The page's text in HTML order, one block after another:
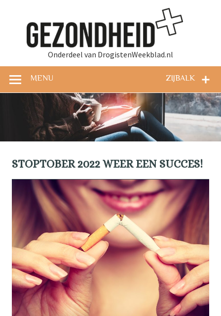
Onderdeel van DrogistenWeekblad.nl
ZIJBALK
MENU
STOPTOBER 2022 WEER EEN SUCCES!